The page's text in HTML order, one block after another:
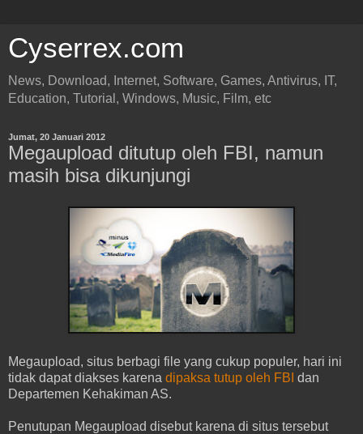
Cyserrex.com
News, Download, Internet, Software, Games, Antivirus, IT,
Education, Tutorial, Windows, Music, Film, etc
Jumat, 20 Januari 2012
Megaupload ditutup oleh FBI, namun
masih bisa dikunjungi
Megaupload, situs berbagi file yang cukup populer, hari ini
tidak dapat diakses karena dipaksa tutup oleh FBI dan
Departemen Kehakiman AS.
Penutupan Megaupload disebut karena di situs tersebut